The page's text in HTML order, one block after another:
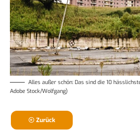
Alles außer schön: Das sind die 10
Adobe Stock/Wolfgang)
Zurück